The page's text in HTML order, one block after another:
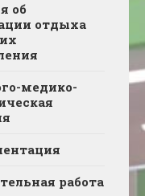
об
отдыха
медико-
работа